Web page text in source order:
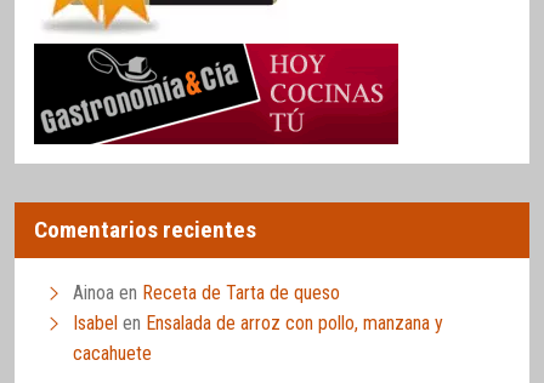
Comentarios recientes
Ainoa en Receta de Tarta de queso
Isabel en Ensalada de arroz con pollo, manzana y
cacahuete